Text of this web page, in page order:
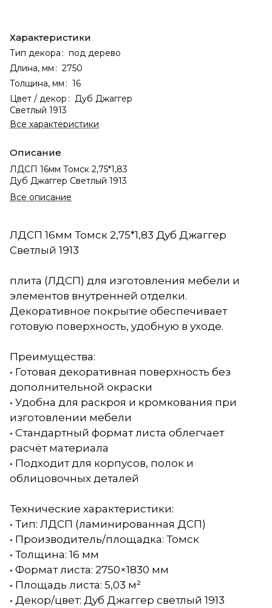
Характеристики
Тип декора : под дерево
Длина, мм : 2750
Толщина, мм : 16
Цвет / декор :
Дуб Джаггер
Светлый 1913
Все характеристики
Описание
ЛДСП 16мм Томск 2,75*1,83
Дуб Джаггер Светлый 1913
Все описание
ЛДСП 16мм Томск 2,75*1,83 Дуб Джаггер
Светлый 1913
плита (ЛДСП) для изготовления мебели и
элементов внутренней отделки.
Декоративное покрытие обеспечивает
готовую поверхность, удобную в уходе.
Преимущества:
• Готовая декоративная поверхность без
дополнительной окраски
• Удобна для раскроя и кромкования при
изготовлении мебели
• Стандартный формат листа облегчает
расчёт материала
• Подходит для корпусов, полок и
облицовочных деталей
Технические характеристики:
• Тип: ЛДСП (ламинированная ДСП)
• Производитель/площадка: Томск
• Толщина: 16 мм
• Формат листа: 2750×1830 мм
• Площадь листа: 5,03 м²
• Декор/цвет: Дуб Джаггер светлый 1913